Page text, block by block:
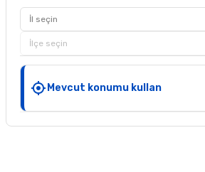
İl seçin
İlçe seçin
Mevcut konumu kullan